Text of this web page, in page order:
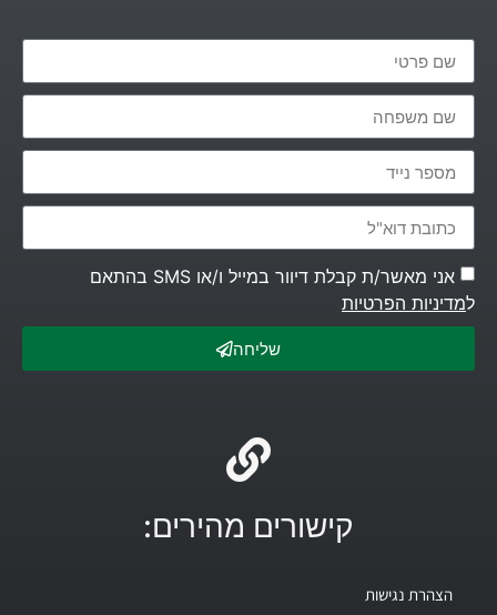
אני מאשר/ת קבלת דיוור במייל ו/או SMS בהתאם
למדיניות הפרטיות
שליחה
קישורים מהירים:
הצהרת נגישות